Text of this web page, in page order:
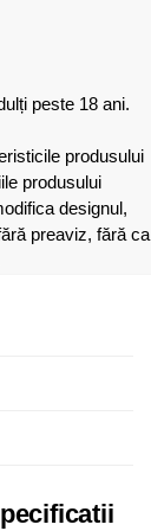
peste 18 ani.
produsului
produsului
designul,
preaviz, fără ca